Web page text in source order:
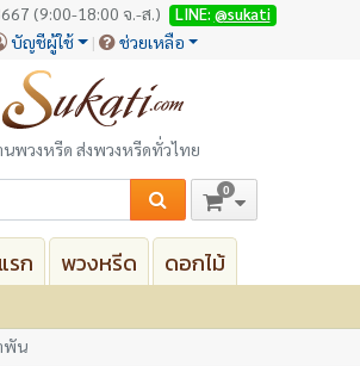
(9:00-18:00 จ.-ส.) LINE: @sukati
บัญชีผู้ใช้ ช่วยเหลือ
นพวงหรีด ส่งพวงหรีดทั่วไทย
0
รก พวงหรีด ดอกไม้
พัน